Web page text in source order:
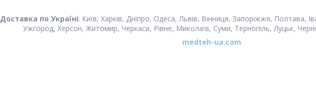
Доставка по Україні: Київ, Харків, Дніпро, Одеса, Львів, Вінниця, Запоріжжя, Полтава,
Ужгород, Херсон, Житомир, Черкаси, Рівне, Миколаїв, Суми, Тернопіль, Луцьк,
medteh-ua.com